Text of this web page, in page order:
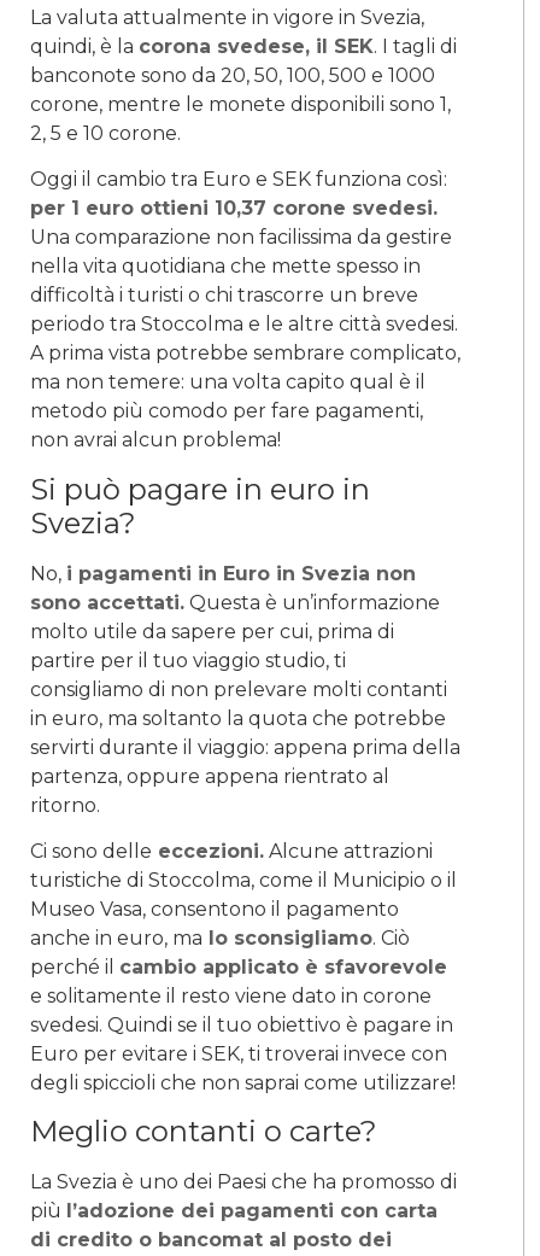
La valuta attualmente in vigore in Svezia,
quindi, è la corona svedese, il SEK. I tagli di
banconote sono da 20, 50, 100, 500 e 1000
corone, mentre le monete disponibili sono 1,
2, 5 e 10 corone.
Oggi il cambio tra Euro e SEK funziona così:
per 1 euro ottieni 10,37 corone svedesi.
Una comparazione non facilissima da gestire
nella vita quotidiana che mette spesso in
difficoltà i turisti o chi trascorre un breve
periodo tra Stoccolma e le altre città svedesi.
A prima vista potrebbe sembrare complicato,
ma non temere: una volta capito qual è il
metodo più comodo per fare pagamenti,
non avrai alcun problema!
Si può pagare in euro in
Svezia?
No, i pagamenti in Euro in Svezia non
sono accettati. Questa è un’informazione
molto utile da sapere per cui, prima di
partire per il tuo viaggio studio, ti
consigliamo di non prelevare molti contanti
in euro, ma soltanto la quota che potrebbe
servirti durante il viaggio: appena prima della
partenza, oppure appena rientrato al
ritorno.
Ci sono delle eccezioni. Alcune attrazioni
turistiche di Stoccolma, come il Municipio o il
Museo Vasa, consentono il pagamento
anche in euro, ma lo sconsigliamo. Ciò
perché il cambio applicato è sfavorevole
e solitamente il resto viene dato in corone
svedesi. Quindi se il tuo obiettivo è pagare in
Euro per evitare i SEK, ti troverai invece con
degli spiccioli che non saprai come utilizzare!
Meglio contanti o carte?
La Svezia è uno dei Paesi che ha promosso di
più
l’adozione dei pagamenti con carta
di credito o bancomat al posto dei